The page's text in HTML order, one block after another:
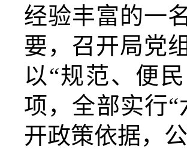
经验丰富的一
要，召开局党
以“规范、便
项，全部实行
开政策依据，